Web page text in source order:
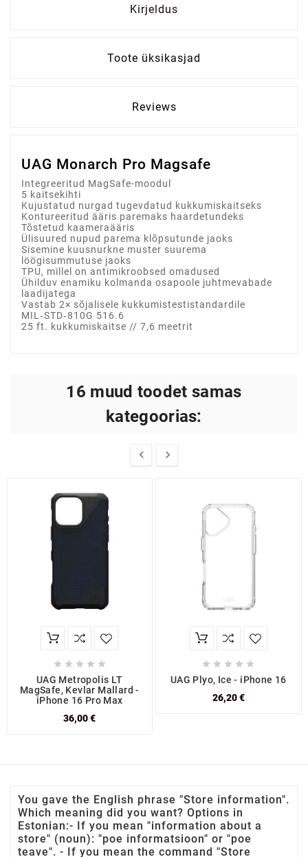
Kirjeldus
Toote üksikasjad
Reviews
UAG Monarch Pro Magsafe
Integreeritud MagSafe-moodul
5 kaitsekihti
Kujustatud nurgad tugevdatud kukkumiskaitseks
Kontureeritud ääris paremaks haardetundeks
Tõstetud kaameraääris
Ülisuured nupud parema klõpsutunde jaoks
Sisemine kuusnurkne muster suurema
löögisummutuse jaoks
TPU, millel on antimikroobsed omadused
Ühilduv enamiku kolmanda osapoole juhtmevabade
laadijatega
Vastab 2× sõjalisele kukkumistestistandardile
MIL‑STD‑810G 516.6
25 ft. kukkumiskaitse // 7,6 meetrit
16 muud toodet samas
kategoorias:
 
    
UAG Metropolis LT
MagSafe, Kevlar Mallard -
iPhone 16 Pro Max
36,00 €
    
UAG Plyo, Ice - iPhone 16
26,20 €
You gave the English phrase "Store information".
Which meaning did you want? Options in
Estonian:- If you mean "information about a
store" (noun): "poe informatsioon" or "poe
teave". - If you mean the command "Store